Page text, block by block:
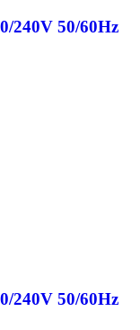
240V 50/60Hz
240V 50/60Hz